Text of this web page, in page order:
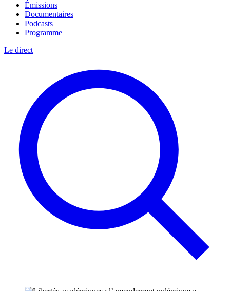
Émissions
Documentaires
Podcasts
Programme
Le direct